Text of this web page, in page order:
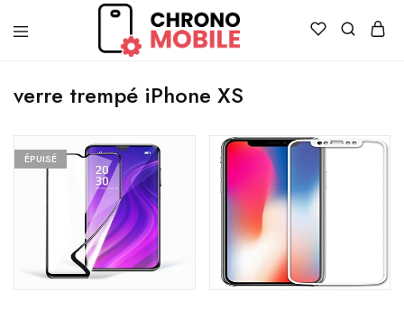
et
réparation
et
tablettes
verre trempé iPhone XS
ÉPUISÉ